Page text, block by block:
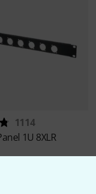
1114
1U 8XLR